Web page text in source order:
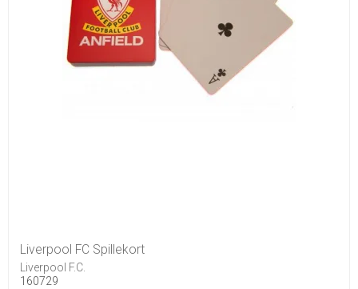
Liverpool FC Spillekort
Liverpool F.C.
160729